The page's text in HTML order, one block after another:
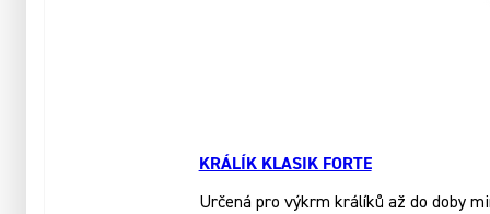
KRÁLÍK KLASIK FORTE
Určená pro výkrm králíků až do doby